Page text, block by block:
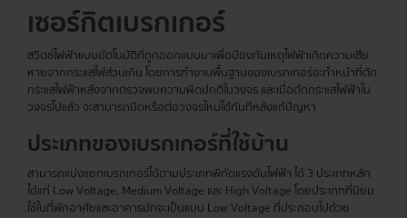
เซอร์กิตเบรกเกอร์
สวิตช์ไฟฟ้าแบบอัตโนมัติที่ถูกออกแบบมาเพื่อป้องกันเหตุไฟฟ้าเกิดความเสีย
หายจากกระแสไฟส่วนเกิน โดยการทำงานพื้นฐานของเบรกเกอร์จะทำหน้าที่ตัด
กระแสไฟฟ้าหลังจากตรวจพบความผิดปกติในวงจร และเมื่อตัดกระแสไฟฟ้าใน
วงจรไปแล้ว จะสามารถปิดหรือต่อวงจรใหม่ได้ทันทีหลังแก้ปัญหา
ประเภทของเบรกเกอร์ที่ใช้บ้าน
สามารถแบ่งแยกเบรกเกอร์ได้ตามประเภทพิกัดแรงดันไฟฟ้า ได้ 3 ประเภทหลัก
ได้แก่ Low Voltage, Medium Voltage และ High Voltage โดยประเภทที่นิยม
ใช้ในที่พักอาศัยและอาคารมักจะเป็นแบบ Low Voltage ที่ประกอบไปด้วย